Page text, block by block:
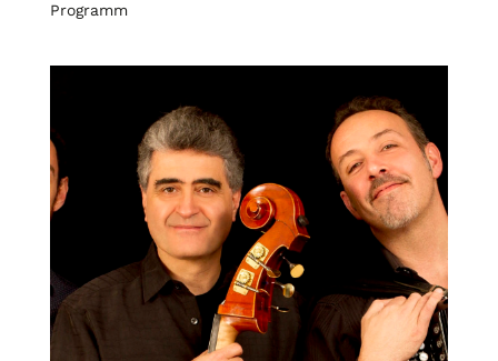
Programm